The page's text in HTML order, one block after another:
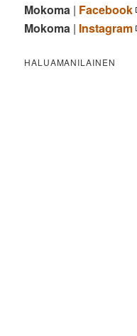
Mokoma | Facebook
Mokoma | Instagram
HALUAMANILAINEN